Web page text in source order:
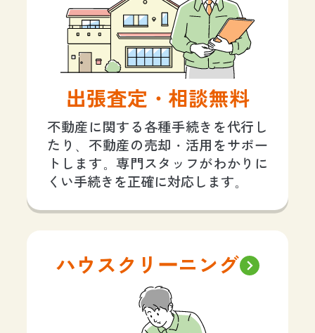
出張査定・相談無料
不動産に関する各種手続きを代行し
たり、不動産の売却・活用をサポー
トします。専門スタッフがわかりに
くい手続きを正確に対応します。
ハウスクリーニング